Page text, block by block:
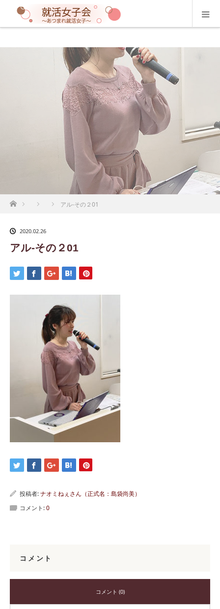
ホーム アル-その２01
2020.02.26
アル-その２01
投稿者:ナオミねぇさん（正式名：島袋尚美）
コメント:0
コメント
コメント (0)